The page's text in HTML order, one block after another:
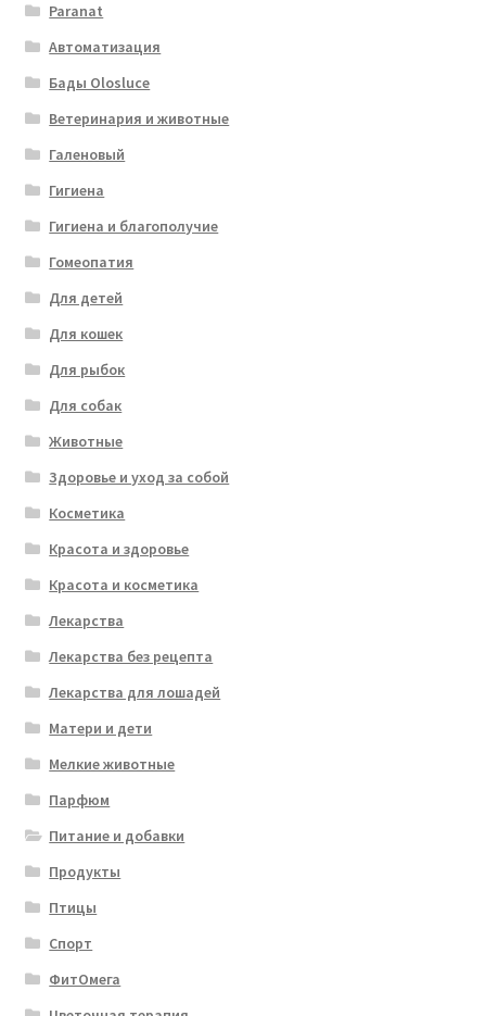
Paranat
Автоматизация
Бады Olosluce
Ветеринария и животные
Галеновый
Гигиена
Гигиена и благополучие
Гомеопатия
Для детей
Для кошек
Для рыбок
Для собак
Животные
Здоровье и уход за собой
Косметика
Красота и здоровье
Красота и косметика
Лекарства
Лекарства без рецепта
Лекарства для лошадей
Матери и дети
Мелкие животные
Парфюм
Питание и добавки
Продукты
Птицы
Спорт
ФитОмега